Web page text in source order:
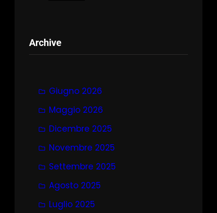
Archive
Giugno 2026
Maggio 2026
Dicembre 2025
Novembre 2025
Settembre 2025
Agosto 2025
Luglio 2025